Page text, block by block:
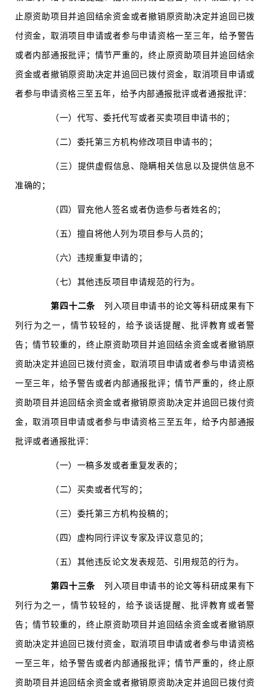
止原资助项目并追回结余资金或者撤销原资助决定并追回已拨
付资金，取消项目申请或者参与申请资格一至三年，给予警告
或者内部通报批评；情节严重的，终止原资助项目并追回结余
资金或者撤销原资助决定并追回已拨付资金，取消项目申请或
者参与申请资格三至五年，给予内部通报批评或者通报批评：
（一）代写、委托代写或者买卖项目申请书的；
（二）委托第三方机构修改项目申请书的；
（三）提供虚假信息、隐瞒相关信息以及提供信息不
准确的；
（四）冒充他人签名或者伪造参与者姓名的；
（五）擅自将他人列为项目参与人员的；
（六）违规重复申请的；
（七）其他违反项目申请规范的行为。
第四十二条 列入项目申请书的论文等科研成果有下
列行为之一，情节较轻的，给予谈话提醒、批评教育或者警
告；情节较重的，终止原资助项目并追回结余资金或者撤销原
资助决定并追回已拨付资金，取消项目申请或者参与申请资格
一至三年，给予警告或者内部通报批评；情节严重的，终止原
资助项目并追回结余资金或者撤销原资助决定并追回已拨付资
金，取消项目申请或者参与申请资格三至五年，给予内部通报
批评或者通报批评：
（一）一稿多发或者重复发表的；
（二）买卖或者代写的；
（三）委托第三方机构投稿的；
（四）虚构同行评议专家及评议意见的；
（五）其他违反论文发表规范、引用规范的行为。
第四十三条 列入项目申请书的论文等科研成果有下
列行为之一，情节较轻的，给予谈话提醒、批评教育或者警
告；情节较重的，终止原资助项目并追回结余资金或者撤销原
资助决定并追回已拨付资金，取消项目申请或者参与申请资格
一至三年，给予警告或者内部通报批评；情节严重的，终止原
资助项目并追回结余资金或者撤销原资助决定并追回已拨付资